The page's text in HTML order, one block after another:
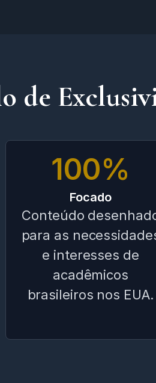
de
100%
Focado
Conteúdo
para as
e interesses de
acadêmicos
brasileiros nos EUA.